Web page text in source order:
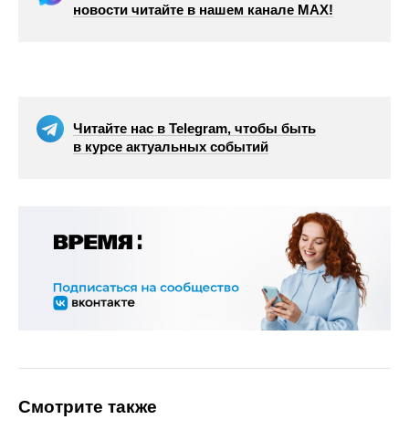
новости читайте в нашем канале МАХ!
Читайте нас в Telegram, чтобы быть
в курсе актуальных событий
Смотрите также